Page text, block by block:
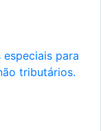
para
tributários.